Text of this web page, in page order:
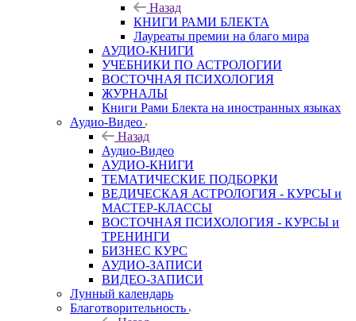
Назад
КНИГИ РАМИ БЛЕКТА
Лауреаты премии на благо мира
АУДИО-КНИГИ
УЧЕБНИКИ ПО АСТРОЛОГИИ
ВОСТОЧНАЯ ПСИХОЛОГИЯ
ЖУРНАЛЫ
Книги Рами Блекта на иностранных языках
Аудио-Видео
Назад
Аудио-Видео
АУДИО-КНИГИ
ТЕМАТИЧЕСКИЕ ПОДБОРКИ
ВЕДИЧЕСКАЯ АСТРОЛОГИЯ - КУРСЫ и
МАСТЕР-КЛАССЫ
ВОСТОЧНАЯ ПСИХОЛОГИЯ - КУРСЫ и
ТРЕНИНГИ
БИЗНЕС КУРС
АУДИО-ЗАПИСИ
ВИДЕО-ЗАПИСИ
Лунный календарь
Благотворительность